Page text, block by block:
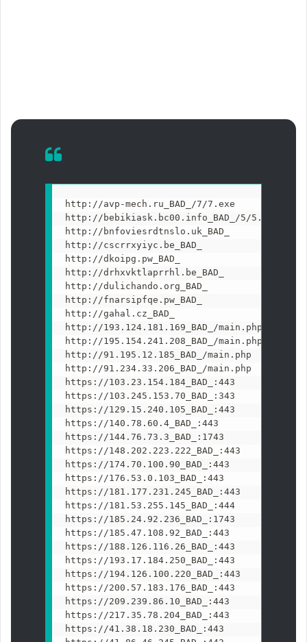
http://avp-mech.ru_BAD_/7/7.exe
http://bebikiask.bc00.info_BAD_/5/5.exe
http://bnfoviesrdtnslo.uk_BAD_
http://cscrrxyiyc.be_BAD_
http://dkoipg.pw_BAD_
http://drhxvktlaprrhl.be_BAD_
http://dulichando.org_BAD_
http://fnarsipfqe.pw_BAD_
http://gahal.cz_BAD_
http://193.124.181.169_BAD_/main.php
http://195.154.241.208_BAD_/main.php
http://91.195.12.185_BAD_/main.php
http://91.234.33.206_BAD_/main.php
https://103.23.154.184_BAD_:443
https://103.245.153.70_BAD_:343
https://129.15.240.105_BAD_:443
https://140.78.60.4_BAD_:443
https://144.76.73.3_BAD_:1743
https://148.202.223.222_BAD_:443
https://174.70.100.90_BAD_:443
https://176.53.0.103_BAD_:443
https://181.177.231.245_BAD_:443
https://181.53.255.145_BAD_:444
https://185.24.92.236_BAD_:1743
https://185.47.108.92_BAD_:443
https://188.126.116.26_BAD_:443
https://193.17.184.250_BAD_:443
https://194.126.100.220_BAD_:443
https://200.57.183.176_BAD_:443
https://209.239.86.10_BAD_:443
https://217.35.78.204_BAD_:443
https://41.38.18.230_BAD_:443